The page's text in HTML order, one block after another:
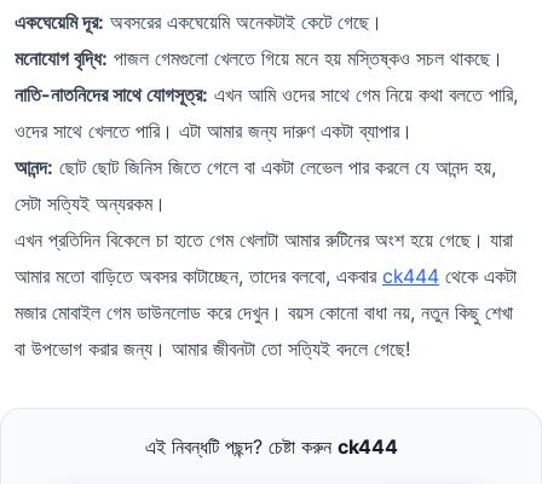
একঘেয়েমি দূর: অবসরের একঘেয়েমি অনেকটাই কেটে গেছে।
মনোযোগ বৃদ্ধি: পাজল গেমগুলো খেলতে গিয়ে মনে হয় মস্তিষ্কও সচল থাকছে।
নাতি-নাতনিদের সাথে যোগসূত্র: এখন আমি ওদের সাথে গেম নিয়ে কথা বলতে পারি,
ওদের সাথে খেলতে পারি। এটা আমার জন্য দারুণ একটা ব্যাপার।
আনন্দ: ছোট ছোট জিনিস জিতে গেলে বা একটা লেভেল পার করলে যে আনন্দ হয়,
সেটা সত্যিই অন্যরকম।
এখন প্রতিদিন বিকেলে চা হাতে গেম খেলাটা আমার রুটিনের অংশ হয়ে গেছে। যারা
আমার মতো বাড়িতে অবসর কাটাচ্ছেন, তাদের বলবো, একবার ck444 থেকে একটা
মজার মোবাইল গেম ডাউনলোড করে দেখুন। বয়স কোনো বাধা নয়, নতুন কিছু শেখা
বা উপভোগ করার জন্য। আমার জীবনটা তো সত্যিই বদলে গেছে!
এই নিবন্ধটি পছন্দ? চেষ্টা করুন ck444